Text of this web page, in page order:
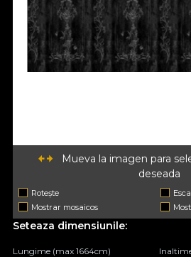
Mueva la imagen para
deseada
Rotește
Mostrar mosaicos
Seteaza dimensiunile:
Lungime (max 1664cm)